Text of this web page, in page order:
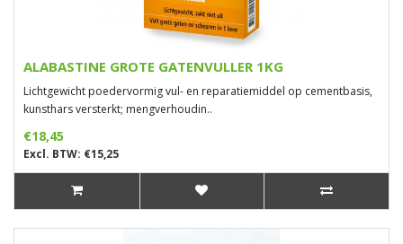
ALABASTINE GROTE GATENVULLER 1KG
Lichtgewicht poedervormig vul- en reparatiemiddel op cementbasis,
kunsthars versterkt; mengverhoudin..
€18,45
Excl. BTW: €15,25